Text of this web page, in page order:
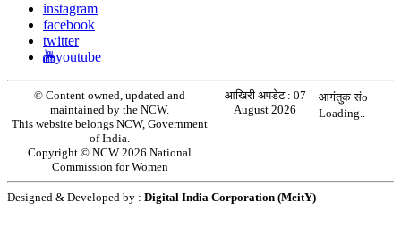
instagram
facebook
twitter
youtube
© Content owned, updated and
maintained by the NCW.
This website belongs NCW, Government
of India.
Copyright © NCW 2026 National
Commission for Women
आखिरी अपडेट : 07
August 2026
आगंतुक संo
Loading..
Designed & Developed by : Digital India Corporation (MeitY)